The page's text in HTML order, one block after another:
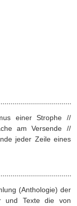
einer Strophe //
am Versende //
jeder Zeile eines
(Anthologie) der
und Texte die von